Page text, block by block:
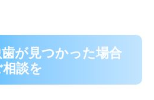
が見つかった場合
談を